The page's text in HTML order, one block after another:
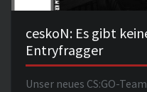
ceskoN: Es gibt
Entryfragger
Unser neues CS:GO-